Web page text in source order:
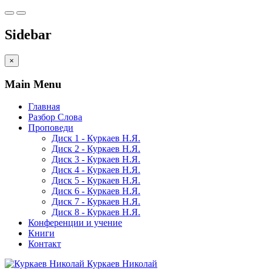
Sidebar
×
Main Menu
Главная
Разбор Слова
Проповеди
Диск 1 - Куркаев Н.Я.
Диск 2 - Куркаев Н.Я.
Диск 3 - Куркаев Н.Я.
Диск 4 - Куркаев Н.Я.
Диск 5 - Куркаев Н.Я.
Диск 6 - Куркаев Н.Я.
Диск 7 - Куркаев Н.Я.
Диск 8 - Куркаев Н.Я.
Конференции и учение
Книги
Контакт
Куркаев Николай